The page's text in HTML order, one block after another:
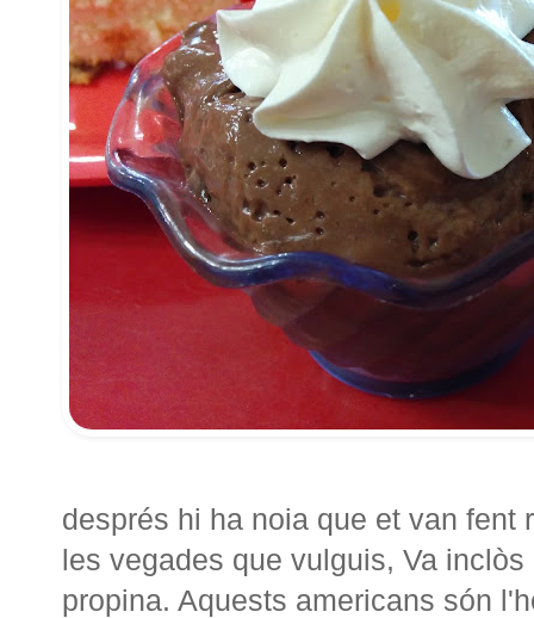
després hi ha noia que et van fent
les vegades que vulguis, Va
propina. Aquests americans són